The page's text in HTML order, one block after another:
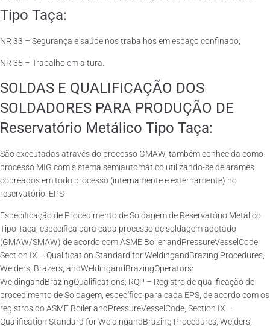
Tipo Taça:
NR 33 – Segurança e saúde nos trabalhos em espaço confinado;
NR 35 – Trabalho em altura.
SOLDAS E QUALIFICAÇÃO DOS
SOLDADORES PARA PRODUÇÃO DE
Reservatório Metálico Tipo Taça:
São executadas através do processo GMAW, também conhecida como
processo MIG com sistema semiautomático utilizando-se de arames
cobreados em todo processo (internamente e externamente) no
reservatório. EPS
Especificação de Procedimento de Soldagem de Reservatório Metálico
Tipo Taça, específica para cada processo de soldagem adotado
(GMAW/SMAW) de acordo com ASME Boiler andPressureVesselCode,
Section IX – Qualification Standard for WeldingandBrazing Procedures,
Welders, Brazers, andWeldingandBrazingOperators:
WeldingandBrazingQualifications; RQP – Registro de qualificação de
procedimento de Soldagem, específico para cada EPS, de acordo com os
registros do ASME Boiler andPressureVesselCode, Section IX –
Qualification Standard for WeldingandBrazing Procedures, Welders,